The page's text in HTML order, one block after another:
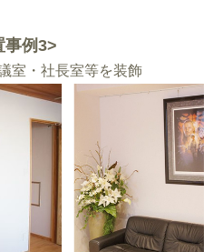
事例3>
室・社長室等を装飾